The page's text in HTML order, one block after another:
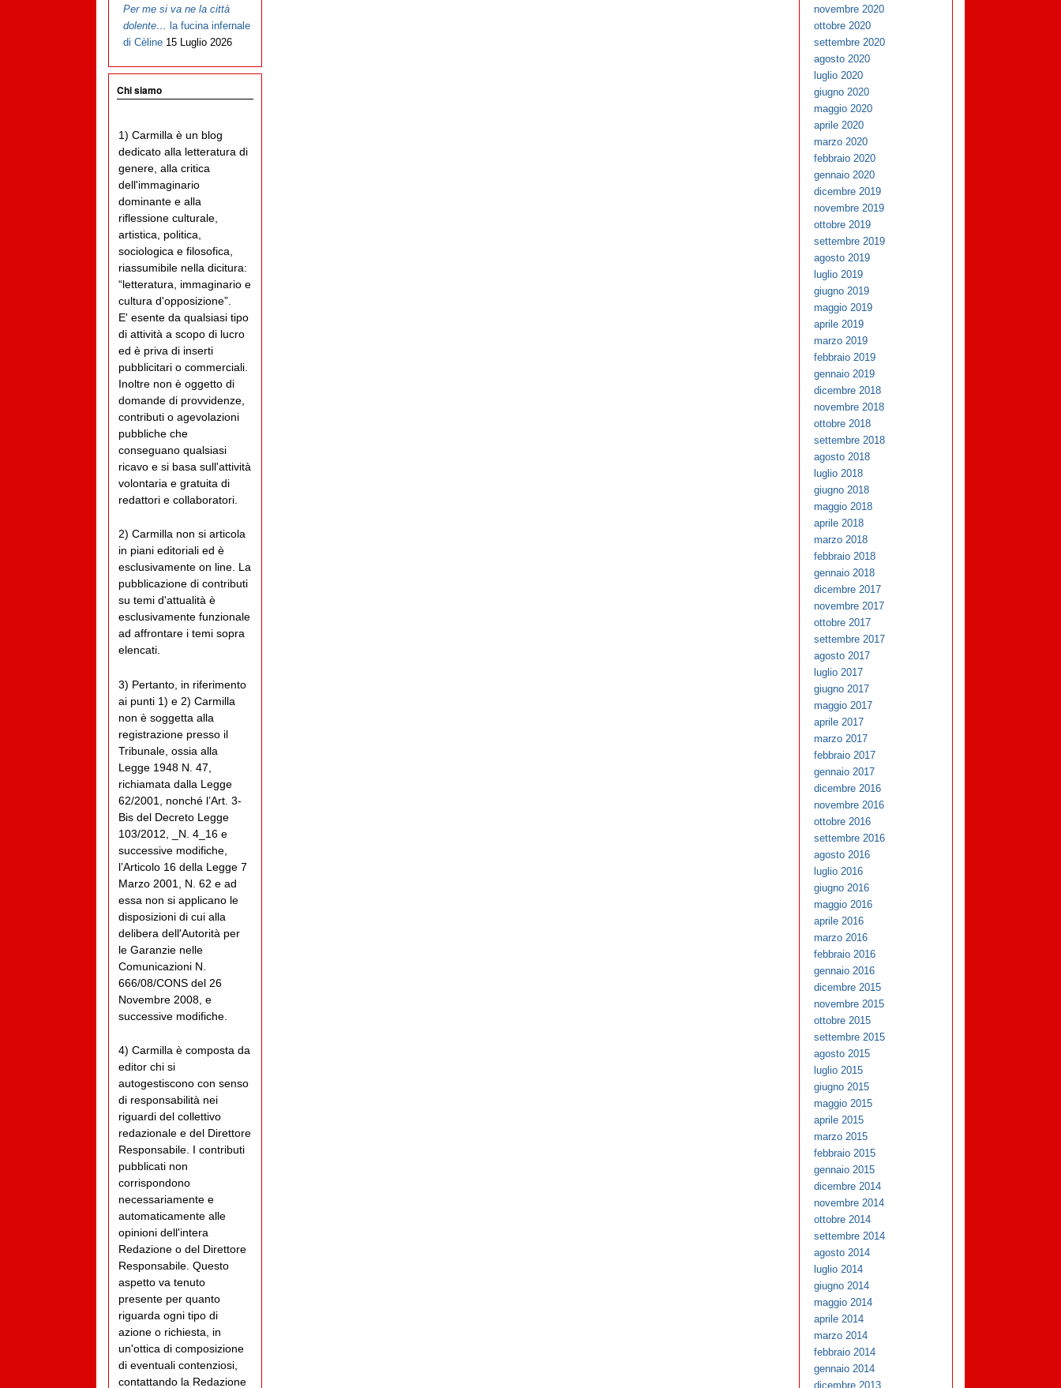
Per me si va ne la città
dolente… la fucina infernale
di Cèline 15 Luglio 2026
Chi siamo
1) Carmilla è un blog
dedicato alla letteratura di
genere, alla critica
dell'immaginario
dominante e alla
riflessione culturale,
artistica, politica,
sociologica e filosofica,
riassumibile nella dicitura:
“letteratura, immaginario e
cultura d'opposizione”.
E' esente da qualsiasi tipo
di attività a scopo di lucro
ed è priva di inserti
pubblicitari o commerciali.
Inoltre non è oggetto di
domande di provvidenze,
contributi o agevolazioni
pubbliche che
conseguano qualsiasi
ricavo e si basa sull'attività
volontaria e gratuita di
redattori e collaboratori.
2) Carmilla non si articola
in piani editoriali ed è
esclusivamente on line. La
pubblicazione di contributi
su temi d'attualità è
esclusivamente funzionale
ad affrontare i temi sopra
elencati.
3) Pertanto, in riferimento
ai punti 1) e 2) Carmilla
non è soggetta alla
registrazione presso il
Tribunale, ossia alla
Legge 1948 N. 47,
richiamata dalla Legge
62/2001, nonché l’Art. 3-
Bis del Decreto Legge
103/2012, _N. 4_16 e
successive modifiche,
l’Articolo 16 della Legge 7
Marzo 2001, N. 62 e ad
essa non si applicano le
disposizioni di cui alla
delibera dell'Autorità per
le Garanzie nelle
Comunicazioni N.
666/08/CONS del 26
Novembre 2008, e
successive modifiche.
4) Carmilla è composta da
editor chi si
autogestiscono con senso
di responsabilità nei
riguardi del collettivo
redazionale e del Direttore
Responsabile. I contributi
pubblicati non
corrispondono
necessariamente e
automaticamente alle
opinioni dell'intera
Redazione o del Direttore
Responsabile. Questo
aspetto va tenuto
presente per quanto
riguarda ogni tipo di
azione o richiesta, in
un'ottica di composizione
di eventuali contenziosi,
contattando la Redazione
novembre 2020
ottobre 2020
settembre 2020
agosto 2020
luglio 2020
giugno 2020
maggio 2020
aprile 2020
marzo 2020
febbraio 2020
gennaio 2020
dicembre 2019
novembre 2019
ottobre 2019
settembre 2019
agosto 2019
luglio 2019
giugno 2019
maggio 2019
aprile 2019
marzo 2019
febbraio 2019
gennaio 2019
dicembre 2018
novembre 2018
ottobre 2018
settembre 2018
agosto 2018
luglio 2018
giugno 2018
maggio 2018
aprile 2018
marzo 2018
febbraio 2018
gennaio 2018
dicembre 2017
novembre 2017
ottobre 2017
settembre 2017
agosto 2017
luglio 2017
giugno 2017
maggio 2017
aprile 2017
marzo 2017
febbraio 2017
gennaio 2017
dicembre 2016
novembre 2016
ottobre 2016
settembre 2016
agosto 2016
luglio 2016
giugno 2016
maggio 2016
aprile 2016
marzo 2016
febbraio 2016
gennaio 2016
dicembre 2015
novembre 2015
ottobre 2015
settembre 2015
agosto 2015
luglio 2015
giugno 2015
maggio 2015
aprile 2015
marzo 2015
febbraio 2015
gennaio 2015
dicembre 2014
novembre 2014
ottobre 2014
settembre 2014
agosto 2014
luglio 2014
giugno 2014
maggio 2014
aprile 2014
marzo 2014
febbraio 2014
gennaio 2014
dicembre 2013